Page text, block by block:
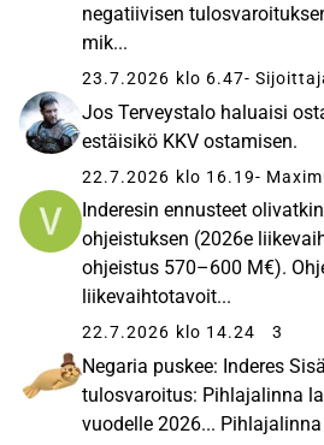
negatiivisen
mik...
23.7.2026 klo 6.47-
Jos Terveystalo haluaisi
estäisikö KKV ostamisen.
22.7.2026 klo 16.19-
Inderesin ennusteet
ohjeistuksen (2026e
ohjeistus 570–600 M€).
liikevaihtotavoit...
22.7.2026 klo 14.24 3
Negaria puskee: Inderes
tulosvaroitus: Pihlajalinna
vuodelle 2026...